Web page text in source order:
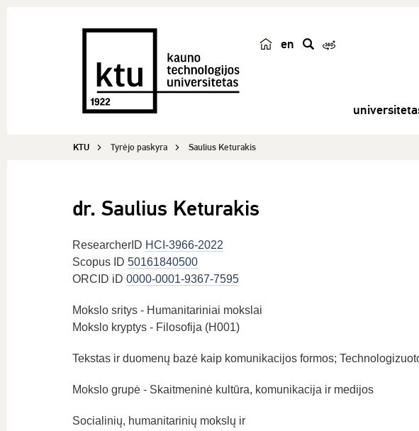
en
KTU Tyrėjo paskyra Saulius Keturakis
dr. Saulius Keturakis
ResearcherID HCI-3966-2022
Scopus ID 50161840500
ORCID iD 0000-0001-9367-7595
Mokslo sritys - Humanitariniai mokslai
Mokslo kryptys - Filosofija (H001)
Tekstas ir duomenų bazė kaip komunikacijos formos;
Mokslo grupė - Skaitmeninė kultūra, komunikacija ir medijos
Socialinių, humanitarinių mokslų ir